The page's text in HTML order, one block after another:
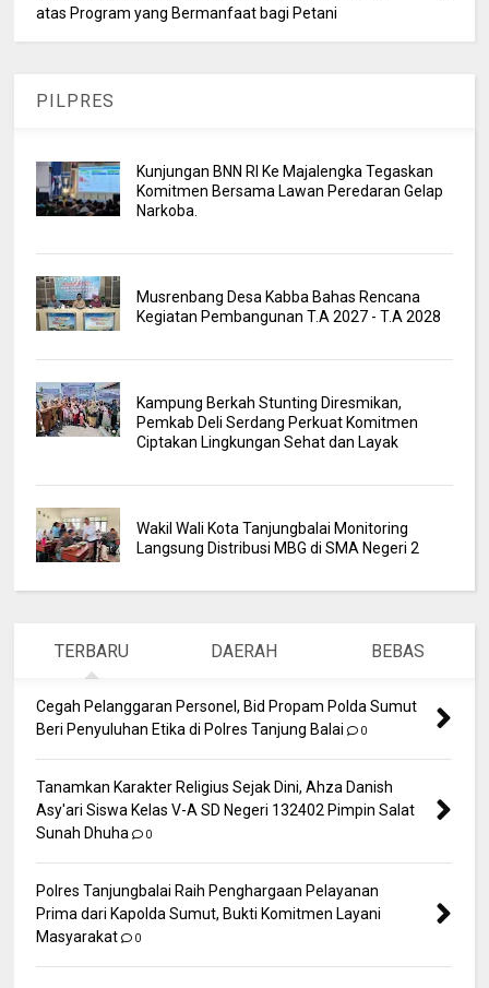
atas Program yang Bermanfaat bagi Petani
PILPRES
Kunjungan BNN RI Ke Majalengka Tegaskan
Komitmen Bersama Lawan Peredaran Gelap
Narkoba.
Musrenbang Desa Kabba Bahas Rencana
Kegiatan Pembangunan T.A 2027 - T.A 2028
Kampung Berkah Stunting Diresmikan,
Pemkab Deli Serdang Perkuat Komitmen
Ciptakan Lingkungan Sehat dan Layak
Wakil Wali Kota Tanjungbalai Monitoring
Langsung Distribusi MBG di SMA Negeri 2
TERBARU DAERAH BEBAS
Cegah Pelanggaran Personel, Bid Propam Polda Sumut
Beri Penyuluhan Etika di Polres Tanjung Balai
0
Tanamkan Karakter Religius Sejak Dini, Ahza Danish
Asy'ari Siswa Kelas V-A SD Negeri 132402 Pimpin Salat
Sunah Dhuha
0
Polres Tanjungbalai Raih Penghargaan Pelayanan
Prima dari Kapolda Sumut, Bukti Komitmen Layani
Masyarakat
0